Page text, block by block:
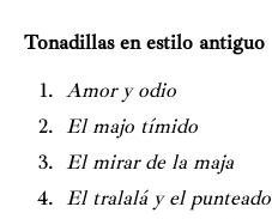
Tonadillas en estilo antiguo
Amor y odio
El majo tímido
El mirar de la maja
El tralalá y el punteado